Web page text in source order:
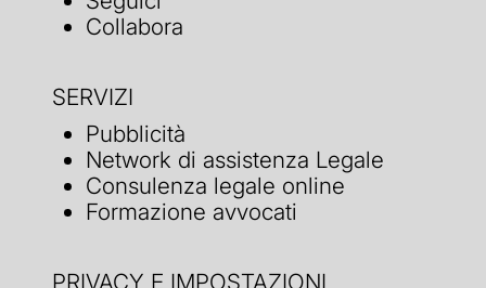
Collabora
SERVIZI
Pubblicità
Network di assistenza Legale
Consulenza legale online
Formazione avvocati
PRIVACY E IMPOSTAZIONI